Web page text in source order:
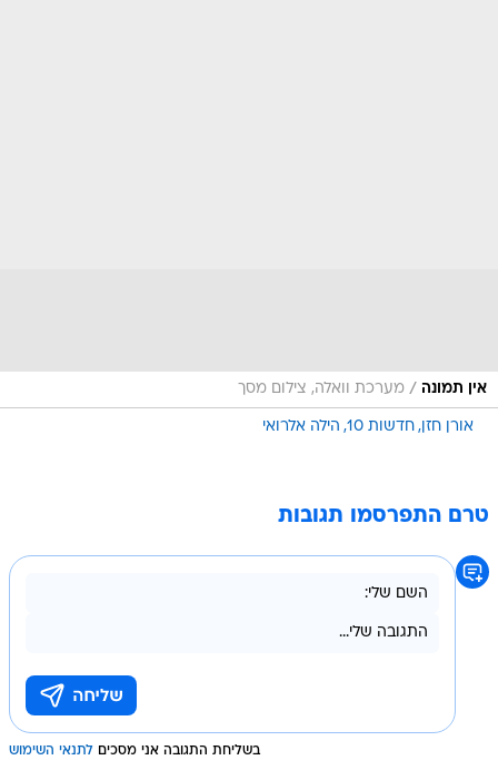
אין תמונה / מערכת וואלה, צילום מסך
אורן חזן חדשות 10 הילה אלרואי
טרם התפרסמו תגובות
בשליחת התגובה אני מסכים לתנאי השימוש